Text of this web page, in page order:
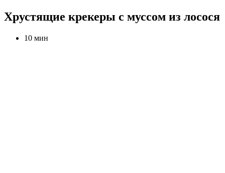
Хрустящие крекеры с муссом из лосося
10 мин